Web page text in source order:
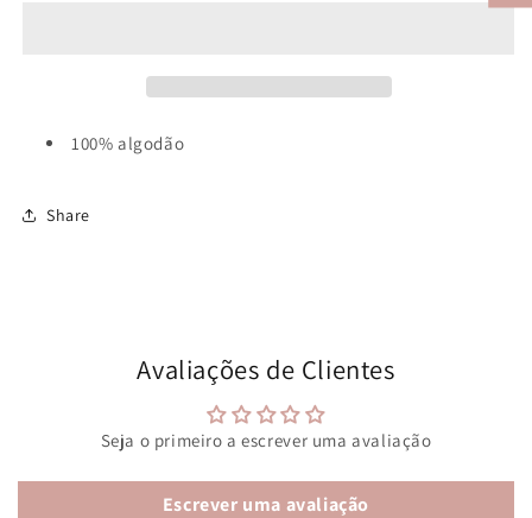
100% algodão
Share
Avaliações de Clientes
Seja o primeiro a escrever uma avaliação
Escrever uma avaliação